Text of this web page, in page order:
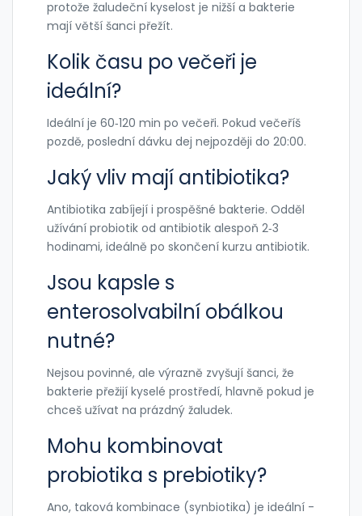
protože žaludeční kyselost je nižší a bakterie
mají větší šanci přežít.
Kolik času po večeři je
ideální?
Ideální je 60‑120 min po večeři. Pokud večeříš
pozdě, poslední dávku dej nejpozději do 20:00.
Jaký vliv mají antibiotika?
Antibiotika zabíjejí i prospěšné bakterie. Odděl
užívání probiotik od antibiotik alespoň 2‑3
hodinami, ideálně po skončení kurzu antibiotik.
Jsou kapsle s
enterosolvabilní obálkou
nutné?
Nejsou povinné, ale výrazně zvyšují šanci, že
bakterie přežijí kyselé prostředí, hlavně pokud je
chceš užívat na prázdný žaludek.
Mohu kombinovat
probiotika s prebiotiky?
Ano, taková kombinace (synbiotika) je ideální -